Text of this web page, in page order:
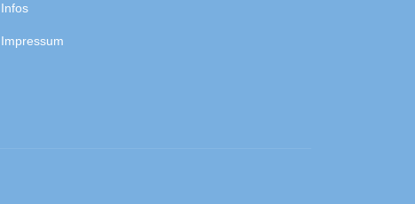
Infos
Impressum